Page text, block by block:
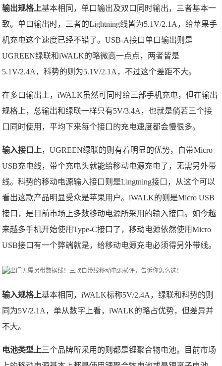
输出规格上基本相同，单口输出及双口同时输出，三者基本一
致。单口输出时，三者的Lightning线皆为5.1V/2.1A，给苹果手
机充电这个速度已经不错了。USB-A接口单口输出则是
UGREEN绿联和iWALK的略微高一点点，两者皆是
5.1V/2.4A，科势的则为5.1V/2.1A，不过这个差距不大。
在多口输出上，iWALK虽然可同时给三部手机充电，但在输出
规格上，总输出和绿联一样只有5V/3.4A，也就是倘若三个接
口同时使用，平均下来每个接口的充电速度都会慢很多。
输入接口上，UGREEN绿联的则有着明显的优势，自带Micro
USB充电线，带个充电头就能给移动电源充电了，无需另外带
线。科势的移动电源输入接口则是Lingtning接口，从这个可以
看出这款产品明显受众是苹果用户。iWALK的则是Micro USB
接口，是目前市场上多数移动电源所采用的输入接口。如今越
来越多手机开始使用Type-C接口了，移动电源依然使用Micro
USB接口有一个弊端就是，给移动电源充电必须得另外带线。
输入规格上基本相同，iWALK标称5V/2.4A，绿联和科势的则
同为5V/2.1A，单从数字上看，iWALK的略占优势，但差异并
不大。
电池类型上三个品牌所采用的则都是锂聚合物电池。目前市场